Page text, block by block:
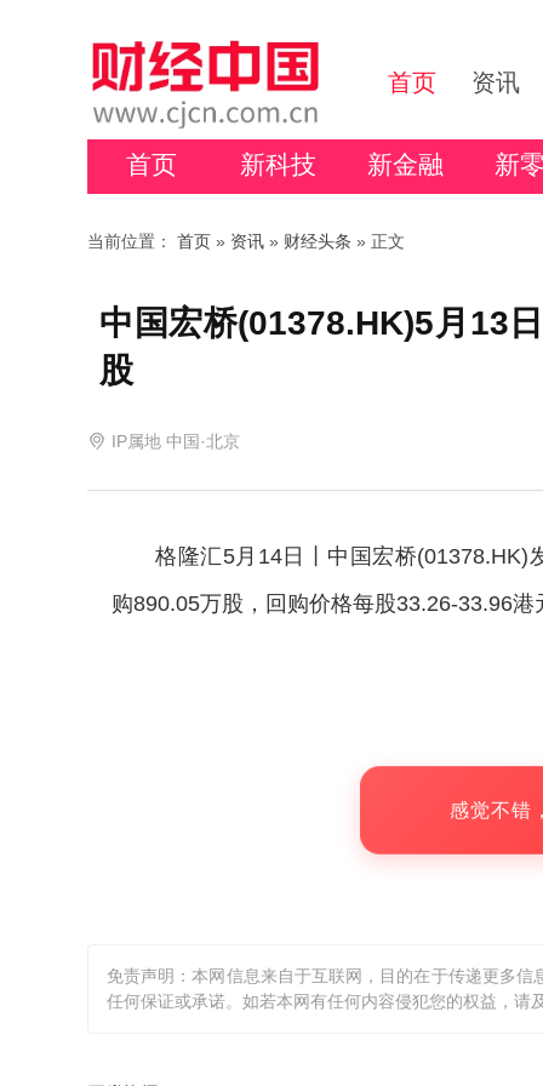
首页 资讯
首页 新科技 新金融 新
当前位置： 首页 » 资讯 » 财经头条 » 正文
中国宏桥(01378.HK)5月13
股
IP属地 中国·北京
格隆汇5月14日丨 中国宏桥(01378.HK)
购890.05万股，回购价格每股33.26-33.96港
感觉不错
免责声明：本网信息来自于互联网，目的在于传递更多
任何保证或承诺。如若本网有任何内容侵犯您的权益，请